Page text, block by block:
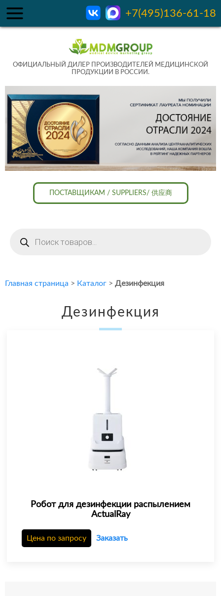
+7(495)136-61-18
ОФИЦИАЛЬНЫЙ ДИЛЕР ПРОИЗВОДИТЕЛЕЙ МЕДИЦИНСКОЙ
ПРОДУКЦИИ В РОССИИ.
ПОСТАВЩИКАМ / SUPPLIERS/ 供应商
товаров
Главная страница > Каталог > Дезинфекция
Дезинфекция
Робот для дезинфекции распылением
ActualRay
Цена по запросу Заказать